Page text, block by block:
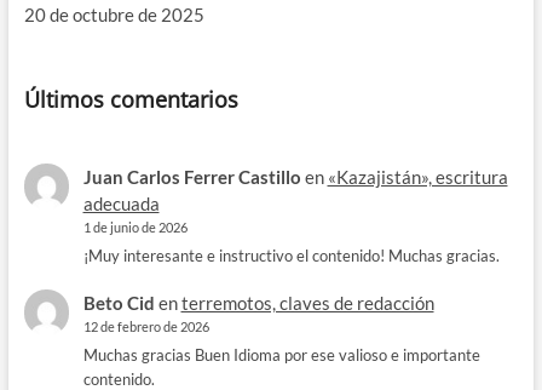
20 de octubre de 2025
Últimos comentarios
Juan Carlos Ferrer Castillo en «Kazajistán», escritura
adecuada
1 de junio de 2026
¡Muy interesante e instructivo el contenido! Muchas gracias.
Beto Cid enterremotos, claves de redacción
12 de febrero de 2026
Muchas gracias Buen Idioma por ese valioso e importante
contenido.